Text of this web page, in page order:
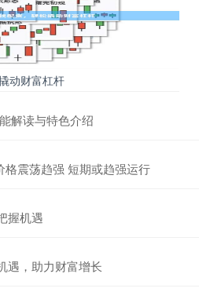
动财富杠杆
解读与特色介绍
震荡趋强 短期或趋强运行
握机遇
遇，助力财富增长